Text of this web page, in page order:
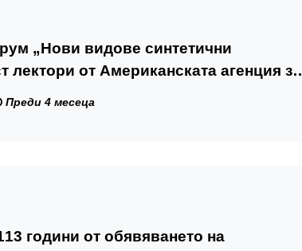
„Нови видове синтетични
лектори от Американската агенция за
се проведе във Варна
Преди 4 месеца
години от обявяването на